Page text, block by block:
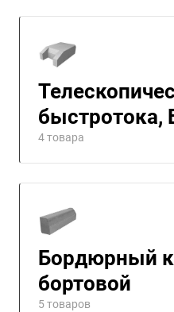
быстротока,
4 товара
Бордюрный
бортовой
5 товаров